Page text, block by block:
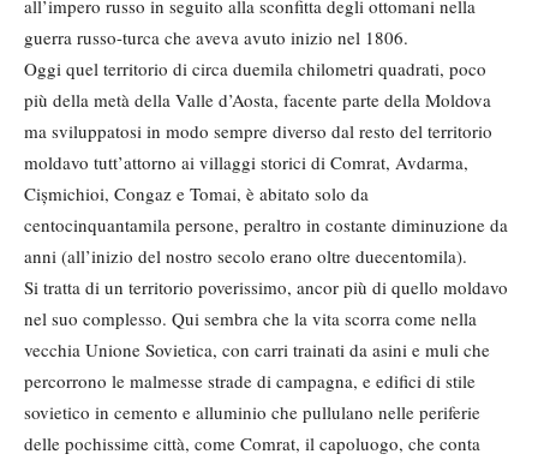
all’impero russo in seguito alla sconfitta degli ottomani nella
guerra russo-turca che aveva avuto inizio nel 1806.
Oggi quel territorio di circa duemila chilometri quadrati, poco
più della metà della Valle d’Aosta, facente parte della Moldova
ma sviluppatosi in modo sempre diverso dal resto del territorio
moldavo tutt’attorno ai villaggi storici di Comrat, Avdarma,
Cișmichioi, Congaz e Tomai, è abitato solo da
centocinquantamila persone, peraltro in costante diminuzione da
anni (all’inizio del nostro secolo erano oltre duecentomila).
Si tratta di un territorio poverissimo, ancor più di quello moldavo
nel suo complesso. Qui sembra che la vita scorra come nella
vecchia Unione Sovietica, con carri trainati da asini e muli che
percorrono le malmesse strade di campagna, e edifici di stile
sovietico in cemento e alluminio che pullulano nelle periferie
delle pochissime città, come Comrat, il capoluogo, che conta